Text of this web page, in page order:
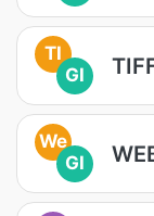
TI
GI
We
GI